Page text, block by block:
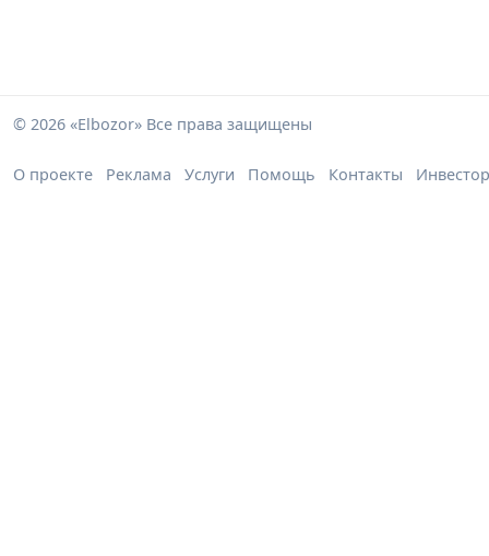
© 2026 «Elbozor» Все права защищены
О проекте Реклама Услуги Помощь Контакты